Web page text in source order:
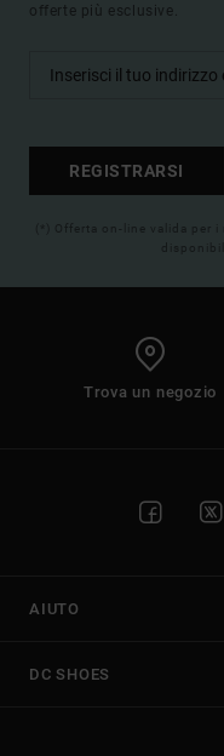
offerte più esclusive.
REGISTRARSI
(*) Offerta on-line valida per
Trova un negozio
AIUTO
DC SHOES